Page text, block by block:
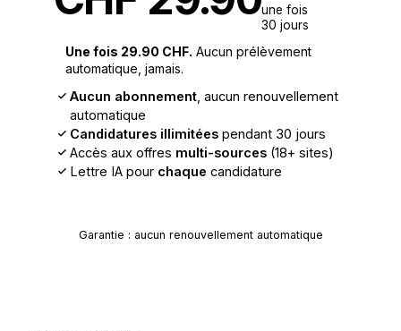
une fois
30 jours
Une fois 29.90 CHF. Aucun prélèvement
automatique, jamais.
Aucun abonnement , aucun renouvellement
automatique
Candidatures illimitées pendant 30 jours
Accès aux offres multi-sources (18+ sites)
Lettre IA pour chaque candidature
Garantie : aucun renouvellement automatique